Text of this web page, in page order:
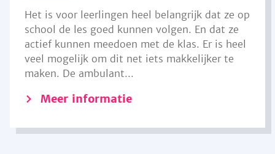
Het is voor leerlingen heel belangrijk dat ze op
school de les goed kunnen volgen. En dat ze
actief kunnen meedoen met de klas. Er is heel
veel mogelijk om dit net iets makkelijker te
maken. De ambulant...
Meer informatie